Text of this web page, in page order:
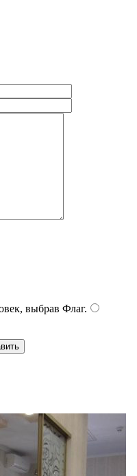
выбрав Флаг.